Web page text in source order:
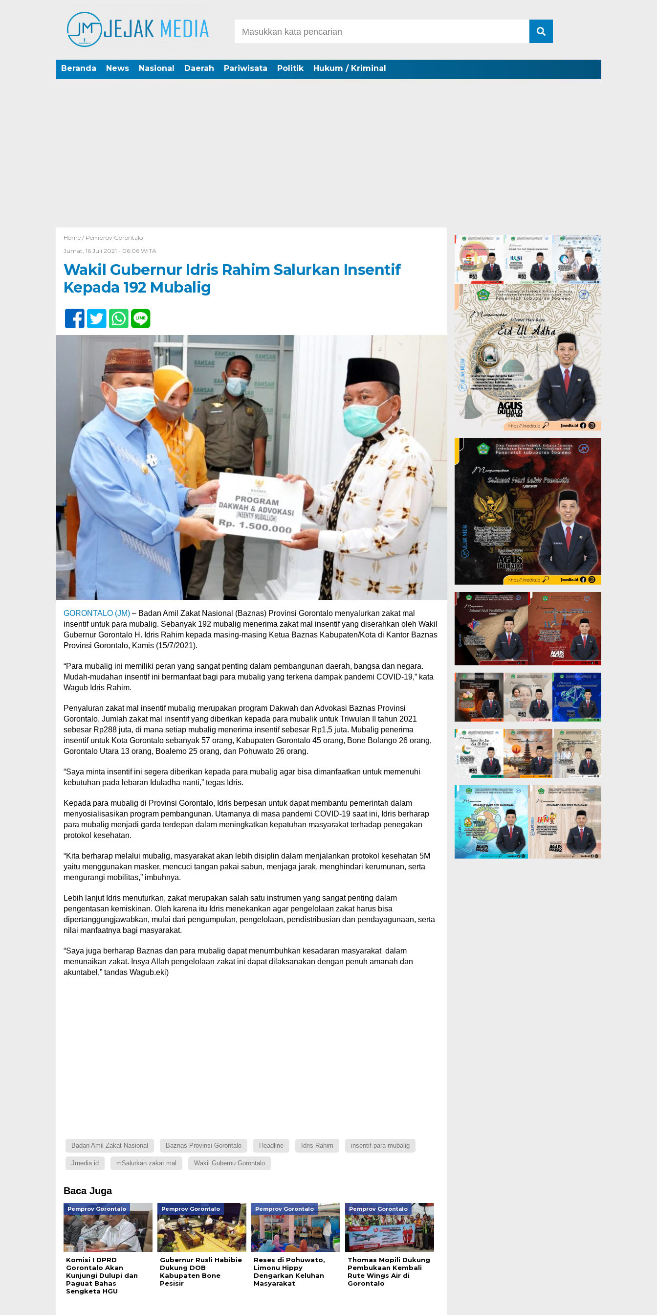
Beranda News Nasional Daerah Pariwisata Politik Hukum / Kriminal
Home / Pemprov Gorontalo
Jumat, 16 Juli 2021 - 06:06 WITA
Wakil Gubernur Idris Rahim Salurkan Insentif
Kepada 192 Mubalig
GORONTALO (JM)– Badan Amil Zakat Nasional (Baznas) Provinsi Gorontalo menyalurkan zakat mal
insentif untuk para mubalig. Sebanyak 192 mubalig menerima zakat mal insentif yang diserahkan oleh Wakil
Gubernur Gorontalo H. Idris Rahim kepada masing-masing Ketua Baznas Kabupaten/Kota di Kantor Baznas
Provinsi Gorontalo, Kamis (15/7/2021).
“Para mubalig ini memiliki peran yang sangat penting dalam pembangunan daerah, bangsa dan negara.
Mudah-mudahan insentif ini bermanfaat bagi para mubalig yang terkena dampak pandemi COVID-19,” kata
Wagub Idris Rahim.
Penyaluran zakat mal insentif mubalig merupakan program Dakwah dan Advokasi Baznas Provinsi
Gorontalo. Jumlah zakat mal insentif yang diberikan kepada para mubalik untuk Triwulan II tahun 2021
sebesar Rp288 juta, di mana setiap mubalig menerima insentif sebesar Rp1,5 juta. Mubalig penerima
insentif untuk Kota Gorontalo sebanyak 57 orang, Kabupaten Gorontalo 45 orang, Bone Bolango 26 orang,
Gorontalo Utara 13 orang, Boalemo 25 orang, dan Pohuwato 26 orang.
“Saya minta insentif ini segera diberikan kepada para mubalig agar bisa dimanfaatkan untuk memenuhi
kebutuhan pada lebaran Iduladha nanti,” tegas Idris.
Kepada para mubalig di Provinsi Gorontalo, Idris berpesan untuk dapat membantu pemerintah dalam
menyosialisasikan program pembangunan. Utamanya di masa pandemi COVID-19 saat ini, Idris berharap
para mubalig menjadi garda terdepan dalam meningkatkan kepatuhan masyarakat terhadap penegakan
protokol kesehatan.
“Kita berharap melalui mubalig, masyarakat akan lebih disiplin dalam menjalankan protokol kesehatan 5M
yaitu menggunakan masker, mencuci tangan pakai sabun, menjaga jarak, menghindari kerumunan, serta
mengurangi mobilitas,” imbuhnya.
Lebih lanjut Idris menuturkan, zakat merupakan salah satu instrumen yang sangat penting dalam
pengentasan kemiskinan. Oleh karena itu Idris menekankan agar pengelolaan zakat harus bisa
dipertanggungjawabkan, mulai dari pengumpulan, pengelolaan, pendistribusian dan pendayagunaan, serta
nilai manfaatnya bagi masyarakat.
“Saya juga berharap Baznas dan para mubalig dapat menumbuhkan kesadaran masyarakat dalam
menunaikan zakat. Insya Allah pengelolaan zakat ini dapat dilaksanakan dengan penuh amanah dan
akuntabel,” tandas Wagub.eki)
Badan Amil Zakat Nasional Baznas Provinsi Gorontalo Headline Idris Rahim insentif para mubalig
Jmedia.id mSalurkan zakat mal Wakil Gubernu Gorontalo
Baca Juga
Pemprov Gorontalo
Komisi I DPRD
Gorontalo Akan
Kunjungi Dulupi dan
Paguat Bahas
Sengketa HGU
Pemprov Gorontalo
Gubernur Rusli Habibie
Dukung DOB
Kabupaten Bone
Pesisir
Pemprov Gorontalo
Reses di Pohuwato,
Limonu Hippy
Dengarkan Keluhan
Masyarakat
Pemprov Gorontalo
Thomas Mopili Dukung
Pembukaan Kembali
Rute Wings Air di
Gorontalo